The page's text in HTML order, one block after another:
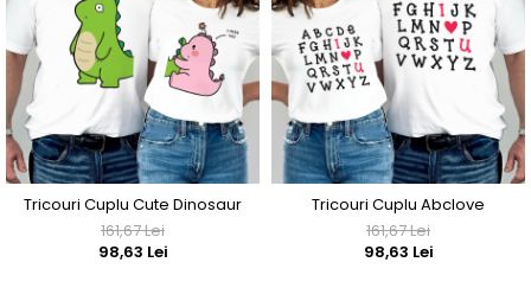
Tricouri Cuplu Cute Dinosaur
161,67 Lei
98,63 Lei
Tricouri Cuplu Abclove
161,67 Lei
98,63 Lei